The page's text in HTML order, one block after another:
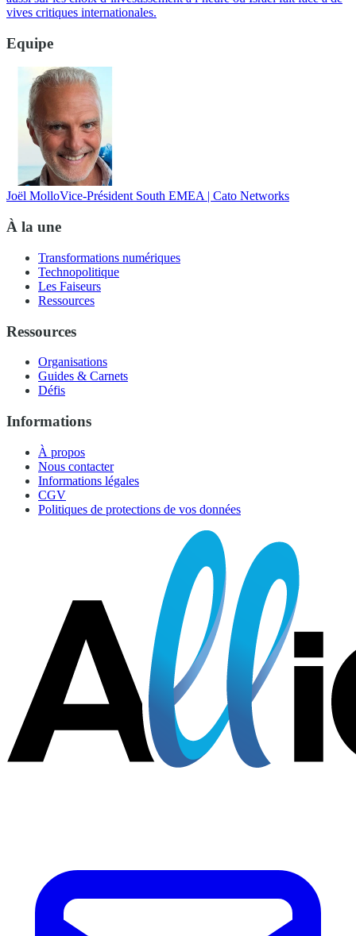
vives critiques internationales.
Equipe
Joël MolloVice-Président South EMEA | Cato Networks
À la une
Transformations numériques
Technopolitique
Les Faiseurs
Ressources
Ressources
Organisations
Guides & Carnets
Défis
Informations
À propos
Nous contacter
Informations légales
CGV
Politiques de protections de vos données